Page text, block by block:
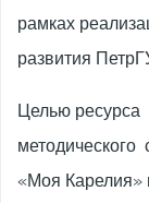
рамках
развития
Целью ресурса
методического
«Моя Карелия»